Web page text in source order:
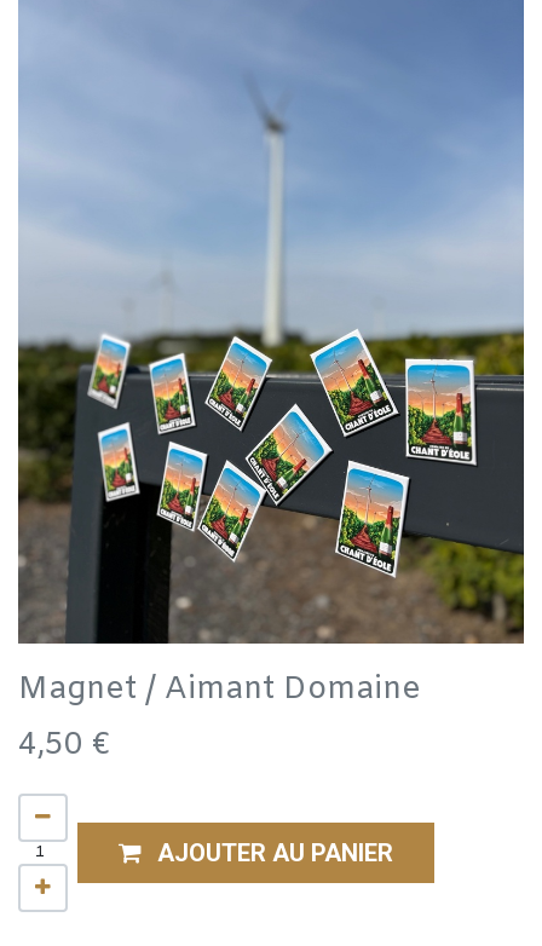
Magnet / Aimant Domaine
4,50 €
AJOUTER AU PANIER